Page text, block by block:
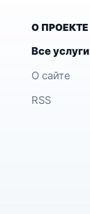
О ПРОЕКТЕ
Все услуги
О сайте
RSS